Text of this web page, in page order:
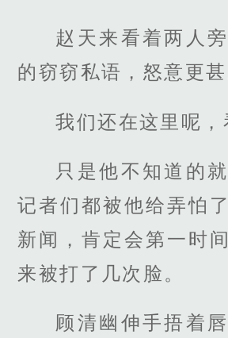
赵天来看着两人
的窃窃私语，怒意更甚
我们还在这里呢，
只是他不知道的
记者们都被他给弄怕
新闻，肯定会第一时
来被打了几次脸。
顾清幽伸手捂着